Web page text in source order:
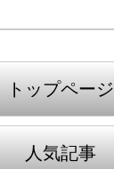
トップページ
人気記事